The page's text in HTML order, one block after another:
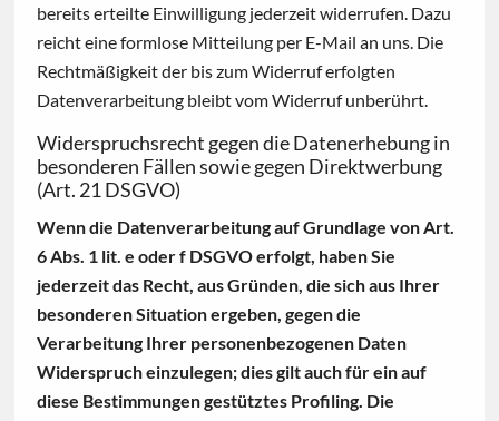
bereits erteilte Einwilligung jederzeit widerrufen. Dazu
reicht eine formlose Mitteilung per E-Mail an uns. Die
Rechtmäßigkeit der bis zum Widerruf erfolgten
Datenverarbeitung bleibt vom Widerruf unberührt.
Widerspruchsrecht gegen die Datenerhebung in
besonderen Fällen sowie gegen Direktwerbung
(Art. 21 DSGVO)
Wenn die Datenverarbeitung auf Grundlage von Art.
6 Abs. 1 lit. e oder f DSGVO erfolgt, haben Sie
jederzeit das Recht, aus Gründen, die sich aus Ihrer
besonderen Situation ergeben, gegen die
Verarbeitung Ihrer personenbezogenen Daten
Widerspruch einzulegen; dies gilt auch für ein auf
diese Bestimmungen gestütztes Profiling. Die